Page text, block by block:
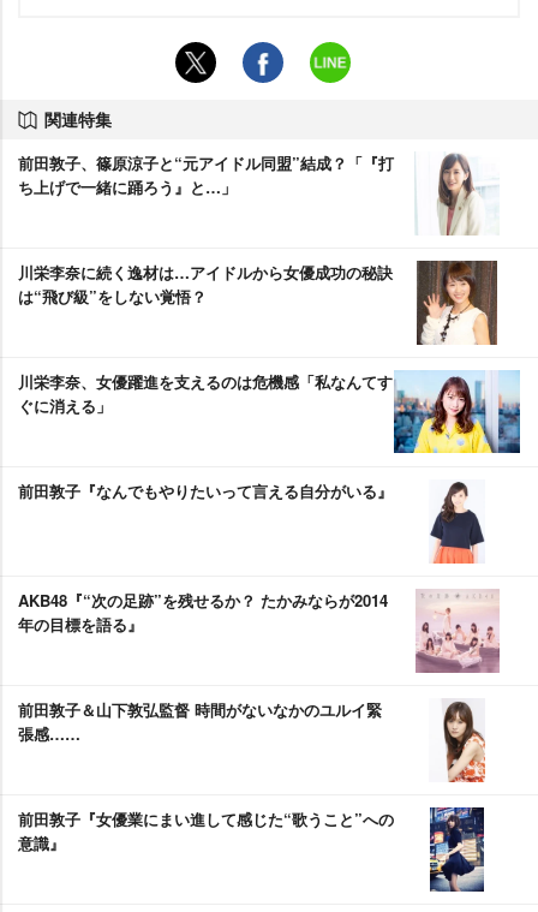
関連特集
前田敦子、篠原涼子と“元アイドル同盟”結成？「『打
ち上げで一緒に踊ろう』と…」
川栄李奈に続く逸材は…アイドルから女優成功の秘訣
は“飛び級”をしない覚悟？
川栄李奈、女優躍進を支えるのは危機感「私なんてす
ぐに消える」
前田敦子『なんでもやりたいって言える自分がいる』
AKB48『“次の足跡”を残せるか？ たかみならが2014
年の目標を語る』
前田敦子＆山下敦弘監督 時間がないなかのユルイ緊
張感……
前田敦子『女優業にまい進して感じた“歌うこと”への
意識』